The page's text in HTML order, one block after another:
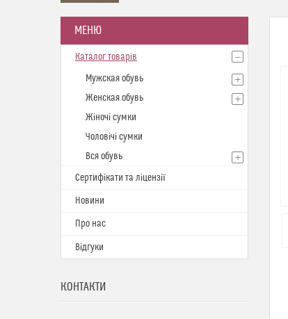
Каталог товарів
Мужская обувь
Женская обувь
Жіночі сумки
Чоловічі сумки
Вся обувь
Сертифікати та ліцензії
Новини
Про нас
Відгуки
КОНТАКТИ